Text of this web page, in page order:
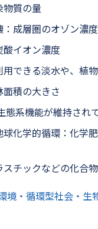
物質の量
成層圏のオゾン濃度
イオン濃度
できる淡水や、植
積の大きさ
態系機能が維持され
化学的循環：化学
チックなどの化合
・循環型社会・